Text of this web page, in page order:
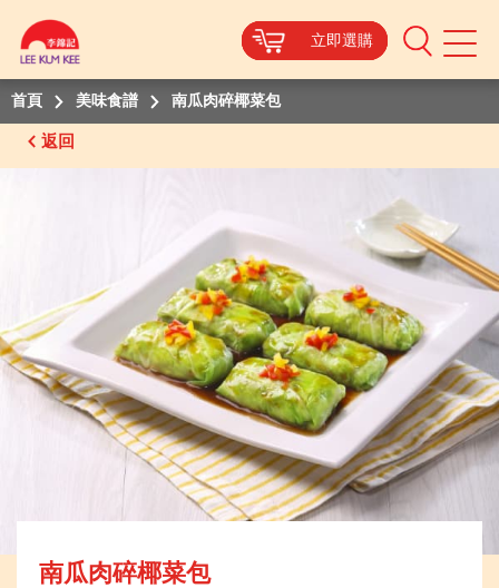
立即選購
Mobile
立即選購
立即選購
立即選購
首頁 美味食譜 南瓜肉碎椰菜包
返回
南瓜肉碎椰菜包